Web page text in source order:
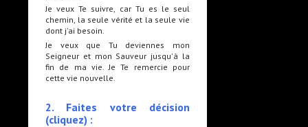
Je veux Te suivre, car Tu es le seul
chemin, la seule vérité et la seule vie
dont j'ai besoin.
Je veux que Tu deviennes mon
Seigneur et mon Sauveur jusqu'à la
fin de ma vie. Je Te remercie pour
cette vie nouvelle.
2. Faites votre décision
(cliquez) :